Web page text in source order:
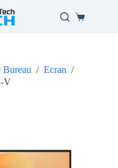
Panier
Bureau / Ecran /
V